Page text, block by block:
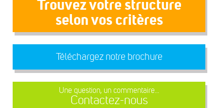
Trouvez votre structure
selon vos critères
Téléchargez notre brochure
Une question, un commentaire...
Contactez-nous